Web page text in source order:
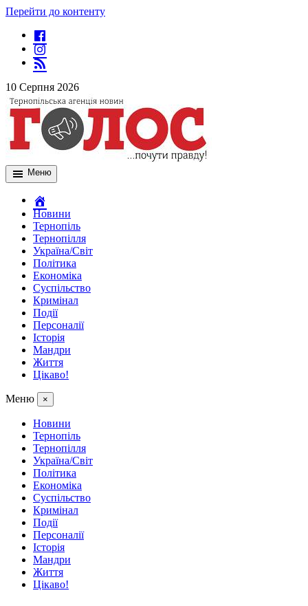
Перейти до контенту
10 Серпня 2026
Меню
Новини
Тернопіль
Тернопілля
Україна/Світ
Політика
Економіка
Суспільство
Кримінал
Події
Персоналії
Історія
Мандри
Життя
Цікаво!
Меню ×
Новини
Тернопіль
Тернопілля
Україна/Світ
Політика
Економіка
Суспільство
Кримінал
Події
Персоналії
Історія
Мандри
Життя
Цікаво!